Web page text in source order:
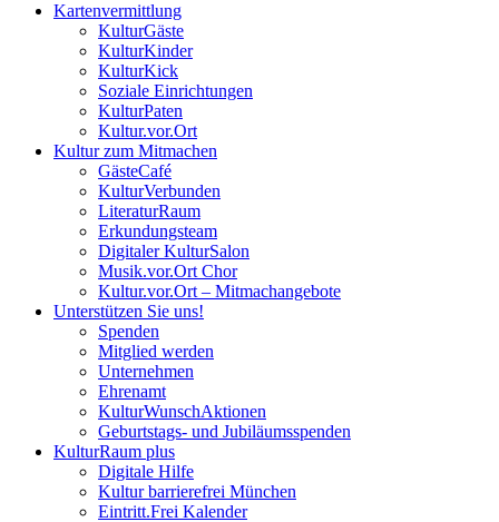
Kartenvermittlung
KulturGäste
KulturKinder
KulturKick
Soziale Einrichtungen
KulturPaten
Kultur.vor.Ort
Kultur zum Mitmachen
GästeCafé
KulturVerbunden
LiteraturRaum
Erkundungsteam
Digitaler KulturSalon
Musik.vor.Ort Chor
Kultur.vor.Ort – Mitmachangebote
Unterstützen Sie uns!
Spenden
Mitglied werden
Unternehmen
Ehrenamt
KulturWunschAktionen
Geburtstags- und Jubiläumsspenden
KulturRaum plus
Digitale Hilfe
Kultur barrierefrei München
Eintritt.Frei Kalender